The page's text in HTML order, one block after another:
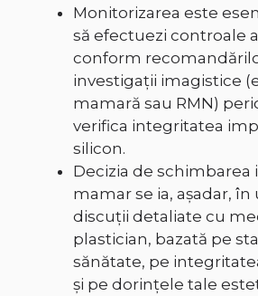
Monitorizarea este
să efectuezi controale
conform
investigații imagistice
mamară sau RMN)
verifica integritatea
silicon.
Decizia de
mamar se ia, așadar,
discuții detaliate cu
plastician, bazată pe
sănătate, pe
și pe dorințele tale